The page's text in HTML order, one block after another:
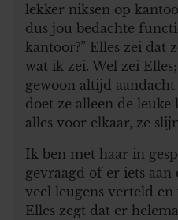
lekker niksen op
dus jou bedachte
kantoor?” Elles zei dat
wat ik zei. Wel zei
gewoon altijd
doet ze alleen de
alles voor elkaar, ze
Ik ben met haar in
gevraagd of er iets aan
veel leugens verteld
Elles zegt dat er